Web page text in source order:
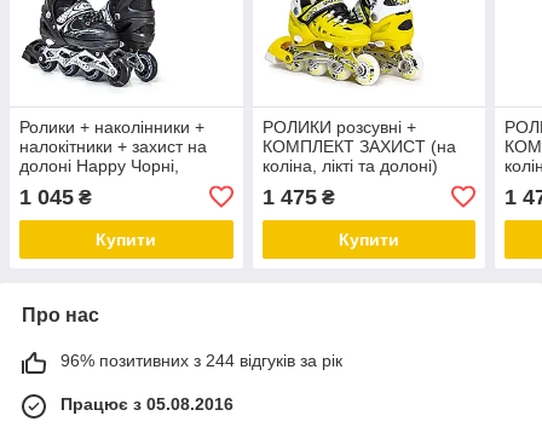
Ролики + наколінники +
налокітники + захист на
долоні Happy Чорні,
1 045 ₴
Купити
РОЛИКИ розсувні +
КОМПЛЕКТ ЗАХИСТ (на
коліна, лікті та долоні)
Scale Sports жовті, розмір
29-33
1 475₴
Купити
29-
1
Про нас
96% позитивних з 244 відгуків за рік
Працює з 05.08.2016